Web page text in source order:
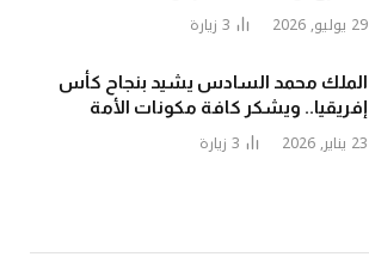
29 يوليو, 2026 3 زيارة
الملك محمد السادس يشيد بنجاح كأس
إفريقيا.. ويشكر كافة مكونات الأمة
23 يناير, 2026 3 زيارة